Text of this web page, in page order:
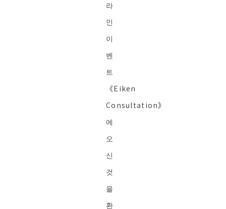
라
인
이
벤
트
《Eiken
Consultation》
에
오
신
것
을
환